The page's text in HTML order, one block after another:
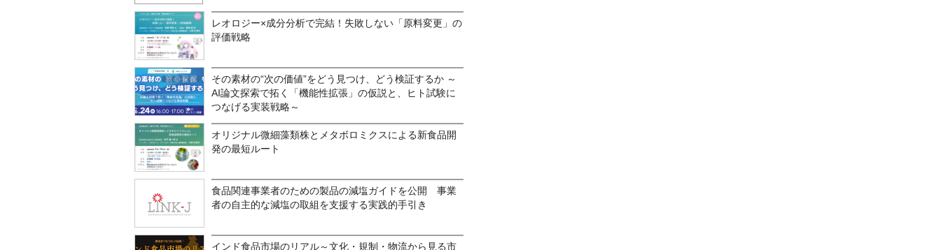
レオロジー×成分分析で完結！失敗しない「原料変更」の
評価戦略
その素材の“次の価値”をどう見つけ、どう検証するか ～
AI論文探索で拓く「機能性拡張」の仮説と、ヒト試験に
つなげる実装戦略～
オリジナル微細藻類株とメタボロミクスによる新食品開
発の最短ルート
食品関連事業者のための製品の減塩ガイドを公開 事業
者の自主的な減塩の取組を支援する実践的手引き
インド食品市場のリアル～文化・規制・物流から見る市